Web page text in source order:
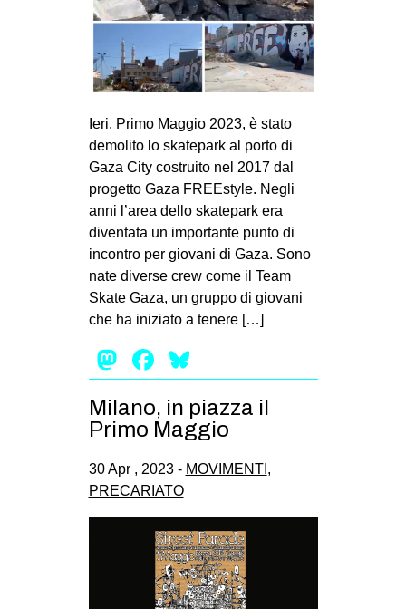
Ieri, Primo Maggio 2023, è stato
demolito lo skatepark al porto di
Gaza City costruito nel 2017 dal
progetto Gaza FREEstyle. Negli
anni l’area dello skatepark era
diventata un importante punto di
incontro per giovani di Gaza. Sono
nate diverse crew come il Team
Skate Gaza, un gruppo di giovani
che ha iniziato a tenere […]
Mastodon
Facebook
Milano, in piazza il
Primo Maggio
30 Apr , 2023 - MOVIMENTI ,
PRECARIATO